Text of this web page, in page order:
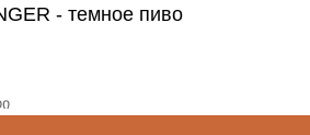
- темное пиво